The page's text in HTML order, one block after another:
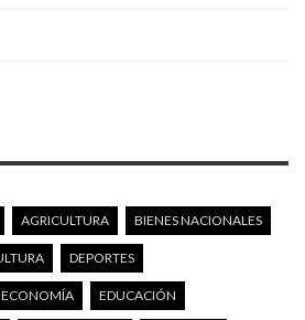
AGRICULTURA BIENES NACIONALES
DEPORTES
ECONOMÍA EDUCACIÓN